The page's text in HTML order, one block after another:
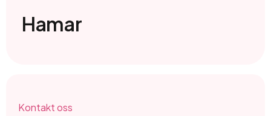
Hamar
Kontakt oss